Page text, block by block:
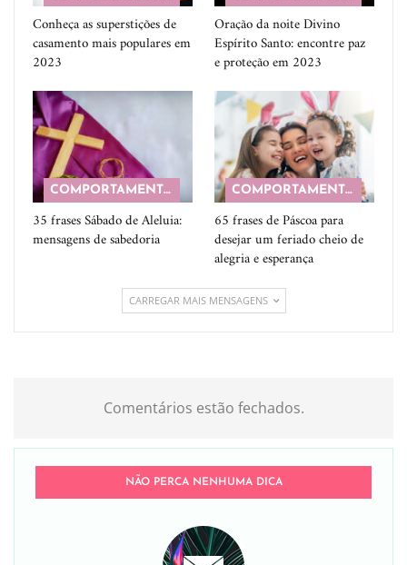
Conheça as superstições de
casamento mais populares em
2023
Oração da noite Divino
Espírito Santo: encontre paz
e proteção em 2023
COMPORTAMENTO
35 frases Sábado de Aleluia:
mensagens de sabedoria
COMPORTAMENTO
65 frases de Páscoa para
desejar um feriado cheio de
alegria e esperança
CARREGAR MAIS MENSAGENS
Comentários estão fechados.
NÃO PERCA NENHUMA DICA